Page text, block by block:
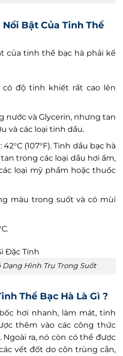
Bật Của Tinh Thể
của tinh thể bạc hà phải kể
có độ tinh khiết rất cao lên
nước và Glycerin, nhưng tan
và các loại tinh dầu.
(107°F). Tinh dầu bạc hà
trong các loại dầu hơi ấm,
loại mỹ phẩm hoặc thuốc
màu trong suốt và có mùi
Dạng Hình Trụ Trong Suốt
Thể Bạc Hà Là Gì ?
hơi nhanh, làm mát, tinh
thêm vào các công thức
ra, nó còn có thể được
vết đốt do côn trùng cắn,